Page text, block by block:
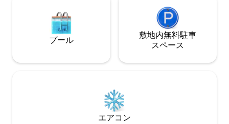
プール
敷地内無料駐⁠車
ス⁠ペ⁠ー⁠ス
エアコン